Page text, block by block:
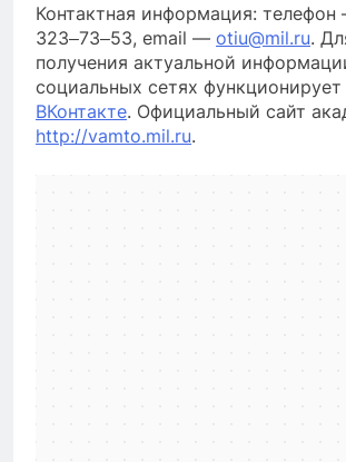
Контактная информация:
323‒73‒53, email — otiu@mil.ru.
получения актуальной
социальных сетях функционирует
ВКонтакте. Официальный сайт
http://vamto.mil.ru.